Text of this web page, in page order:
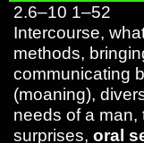
2.6–10 1–52
Intercourse,
methods,
communicating
(moaning),
needs of a
surprises, oral